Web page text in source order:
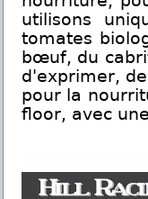
utilisons
tomates
bœuf, du
d'exprimer,
pour la
floor, avec